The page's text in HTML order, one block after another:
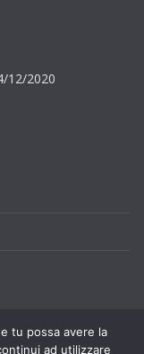
12/2020
tu possa avere la
ad utilizzare